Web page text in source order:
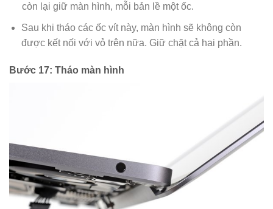
còn lại giữ màn hình, mỗi bản lề một ốc.
Sau khi tháo các ốc vít này, màn hình sẽ không còn
được kết nối với vỏ trên nữa. Giữ chặt cả hai phần.
Bước 17: Tháo màn hình